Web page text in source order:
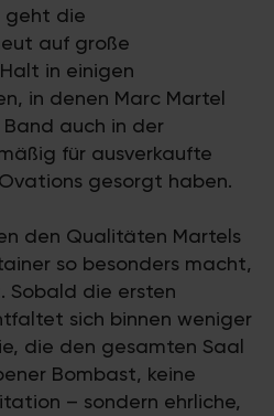
geht die
auf große
in einigen
in denen Marc Martel
auch in der
für ausverkaufte
gesorgt haben.
den Qualitäten Martels
so besonders macht,
Sobald die ersten
sich binnen weniger
die den gesamten Saal
Bombast, keine
– sondern ehrliche,